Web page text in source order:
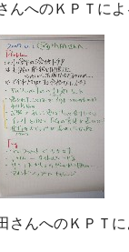
んへのＫＰＴに
さんへのＫＰＴ